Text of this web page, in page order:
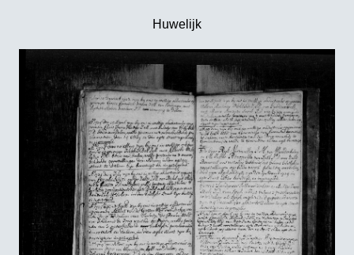
Huwelijk